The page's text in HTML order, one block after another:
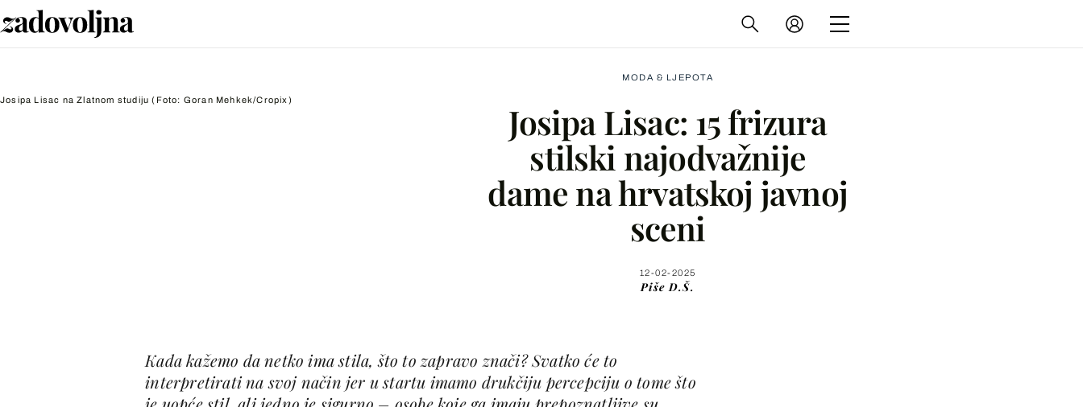
Josipa Lisac na Zlatnom studiju(Foto: Goran Mehkek/Cropix)
MODA & LJEPOTA
Josipa Lisac: 15 frizura
stilski najodvažnije
dame na hrvatskoj javnoj
sceni
12-02-2025
Piše D.Š.
Kada kažemo da netko ima stila, što to zapravo znači? Svatko će to
interpretirati na svoj način jer u startu imamo drukčiju percepciju o tome što
Facebook